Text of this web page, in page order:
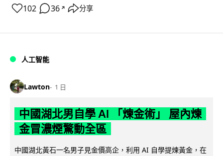
102 36 ↗ 分享
人工智能
Lawton 1 日
中國湖北男自學 AI 「煉金術」 屋內煉
金冒濃煙驚動全區
中國湖北黃石一名男子見金價高企，利用 AI 自學提煉黃金，在